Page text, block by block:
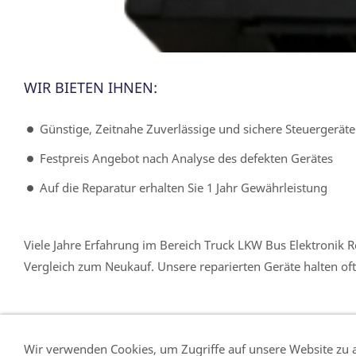
WIR BIETEN IHNEN:
Günstige, Zeitnahe Zuverlässige und sichere
Festpreis Angebot nach Analyse des defekten Gerätes
Auf die Reparatur erhalten Sie 1 Jahr Gewährleistung
Viele Jahre Erfahrung im Bereich Truck LKW Bus
Vergleich zum Neukauf. Unsere reparierten Geräte halten
Wir verwenden Cookies, um Zugriffe auf unsere Website